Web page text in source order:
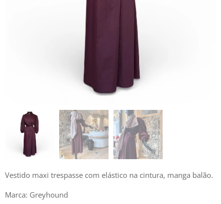
Vestido maxi trespasse com elástico na cintura, manga balão.
Marca: Greyhound